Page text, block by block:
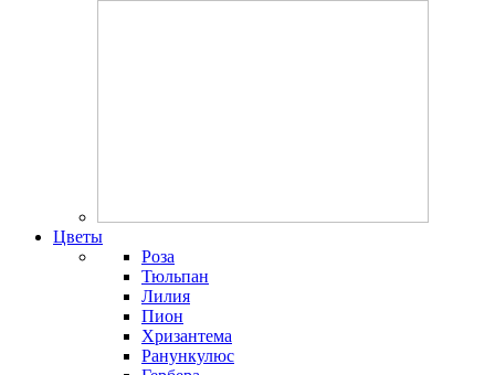
Цветы
Роза
Тюльпан
Лилия
Пион
Хризантема
Ранункулюс